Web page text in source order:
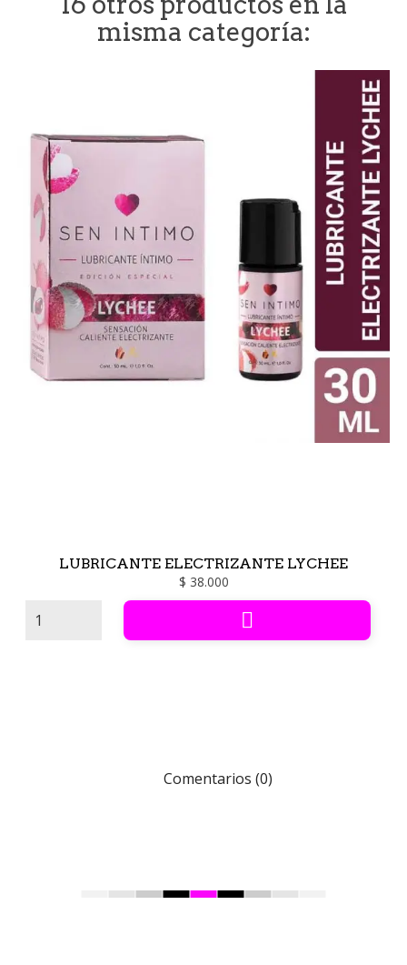
misma categoría:
LUBRICANTE ELECTRIZANTE LYCHEE
$ 38.000

Comentarios (0)